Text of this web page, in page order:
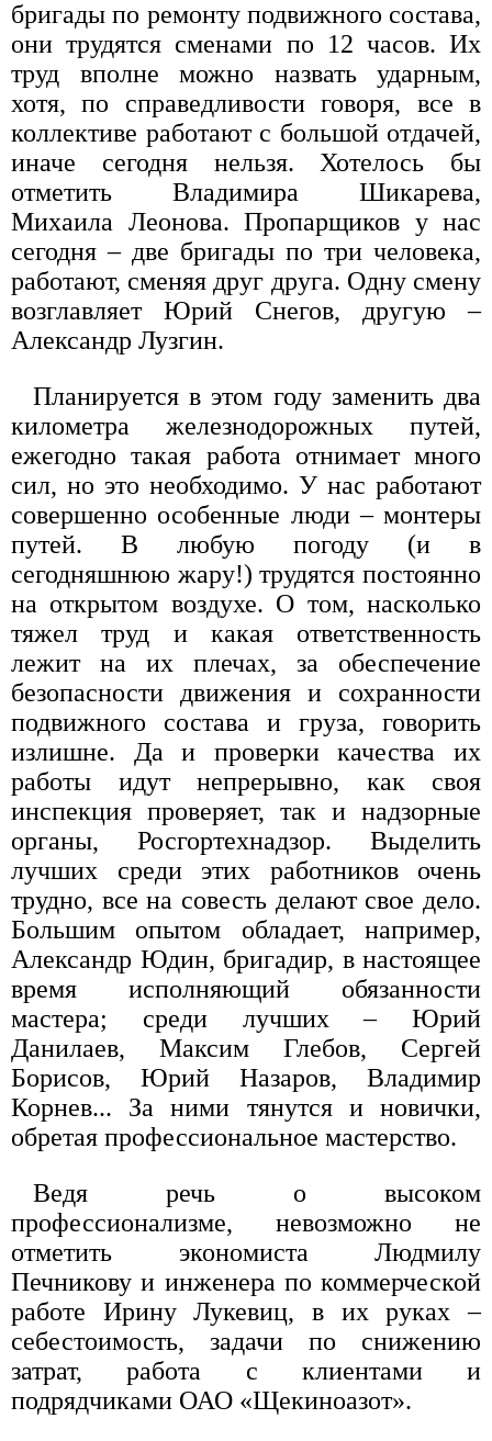
бригады по ремонту подвижного состава,
они трудятся сменами по 12 часов. Их
труд вполне можно назвать ударным,
хотя, по справедливости говоря, все в
коллективе работают с большой отдачей,
иначе сегодня нельзя. Хотелось бы
отметить Владимира Шикарева,
Михаила Леонова. Пропарщиков у нас
сегодня – две бригады по три человека,
работают, сменяя друг друга. Одну смену
возглавляет Юрий Снегов, другую –
Александр Лузгин.
Планируется в этом году заменить два
километра железнодорожных путей,
ежегодно такая работа отнимает много
сил, но это необходимо. У нас работают
совершенно особенные люди – монтеры
путей. В любую погоду (и в
сегодняшнюю жару!) трудятся постоянно
на открытом воздухе. О том, насколько
тяжел труд и какая ответственность
лежит на их плечах, за обеспечение
безопасности движения и сохранности
подвижного состава и груза, говорить
излишне. Да и проверки качества их
работы идут непрерывно, как своя
инспекция проверяет, так и надзорные
органы, Росгортехнадзор. Выделить
лучших среди этих работников очень
трудно, все на совесть делают свое дело.
Большим опытом обладает, например,
Александр Юдин, бригадир, в настоящее
время исполняющий обязанности
мастера; среди лучших – Юрий
Данилаев, Максим Глебов, Сергей
Борисов, Юрий Назаров, Владимир
Корнев... За ними тянутся и новички,
обретая профессиональное мастерство.
Ведя речь о высоком
профессионализме, невозможно не
отметить экономиста Людмилу
Печникову и инженера по коммерческой
работе Ирину Лукевиц, в их руках –
себестоимость, задачи по снижению
затрат, работа с клиентами и
подрядчиками ОАО «Щекиноазот».